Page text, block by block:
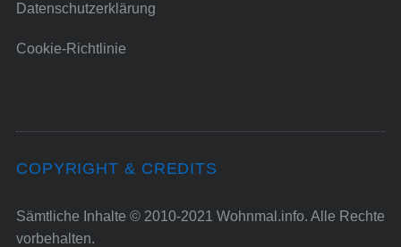
Datenschutzerklärung
Cookie-Richtlinie
COPYRIGHT & CREDITS
Sämtliche Inhalte © 2010-2021 Wohnmal.info. Alle Rechte
vorbehalten.